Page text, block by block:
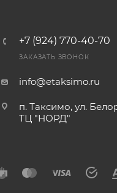
+7 (924) 770-40-70
ЗАКАЗАТЬ ЗВОНОК
info@etaksimo.ru
п. Таксимо, ул.
ТЦ "НОРД"